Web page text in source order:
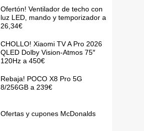
Ofertón! Ventilador de techo con
luz LED, mando y temporizador a
26,34€
CHOLLO! Xiaomi TV A Pro 2026
QLED Dolby Vision-Atmos 75″
120Hz a 450€
Rebaja! POCO X8 Pro 5G
8/256GB a 239€
Ofertas y cupones McDonalds